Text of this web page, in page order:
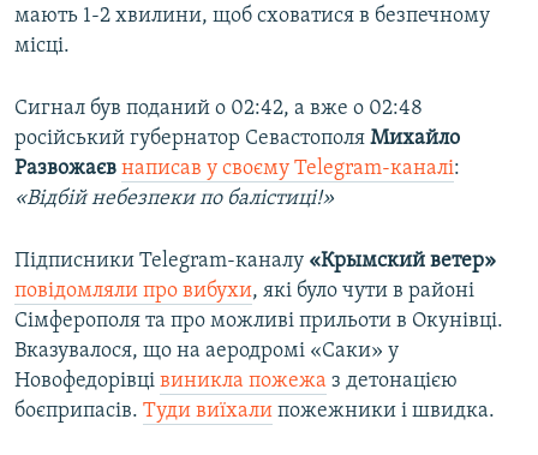
мають 1-2 хвилини, щоб сховатися в безпечному
місці.
Сигнал був поданий о 02:42, а вже о 02:48
російський губернатор Севастополя Михайло
Развожаєв написав у своєму Telegram-каналі:
«Відбій небезпеки по балістиці!»
Підписники Telegram-каналу «Крымский ветер»
повідомляли про вибухи, які було чути в районі
Сімферополя та про можливі прильоти в Окунівці.
Вказувалося, що на аеродромі «Саки» у
Новофедорівці виникла пожежа з детонацією
боєприпасів. Туди виїхали пожежники і швидка.